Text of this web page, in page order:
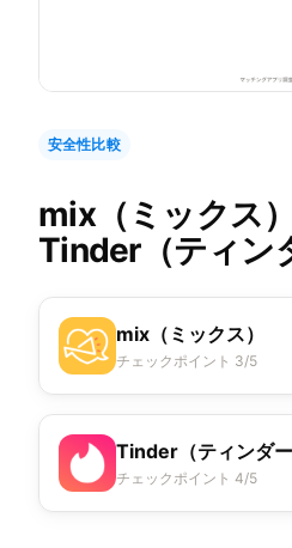
安全性比較
mix（ミックス）
Tinder（ティン
mix（ミックス）
チェックポイント 3/5
Tinder（ティンダー
チェックポイント 4/5